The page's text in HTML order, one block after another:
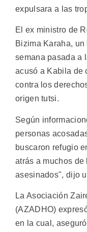
expulsara a las
El ex ministro de
Bizima Karaha,
semana pasada a
acusó a Kabila de
contra los
origen tutsi.
Según
personas
buscaron refugio
atrás a muchos
asesinados", dijo
La Asociación
(AZADHO)
en la cual,